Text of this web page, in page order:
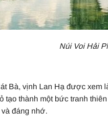
Núi Voi Hải
Bà, vịnh Lan Hạ được xem
thành một bức tranh
đáng nhớ.